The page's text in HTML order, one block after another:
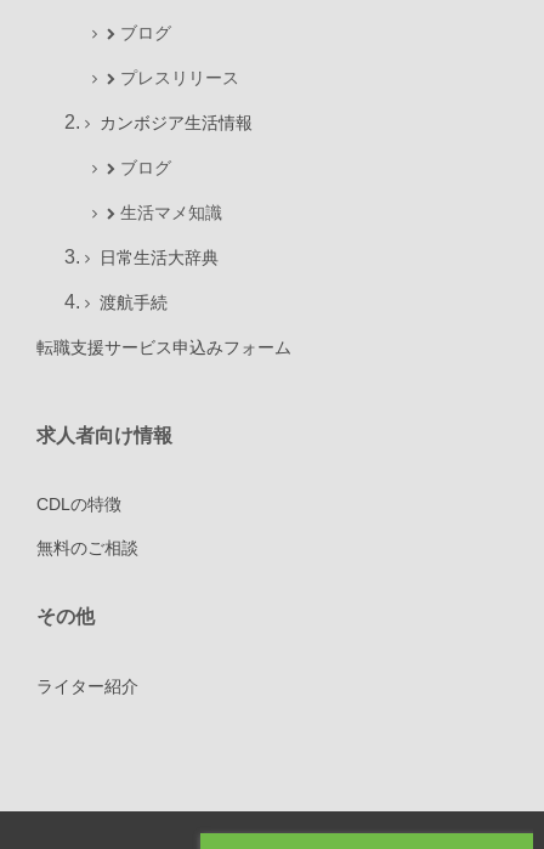
ブログ
プレスリリース
カンボジア生活情報
ブログ
生活マメ知識
日常生活大辞典
渡航手続
転職支援サービス申込みフォーム
求人者向け情報
CDLの特徴
無料のご相談
その他
ライター紹介